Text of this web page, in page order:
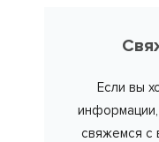
Если вы
свяжемся с